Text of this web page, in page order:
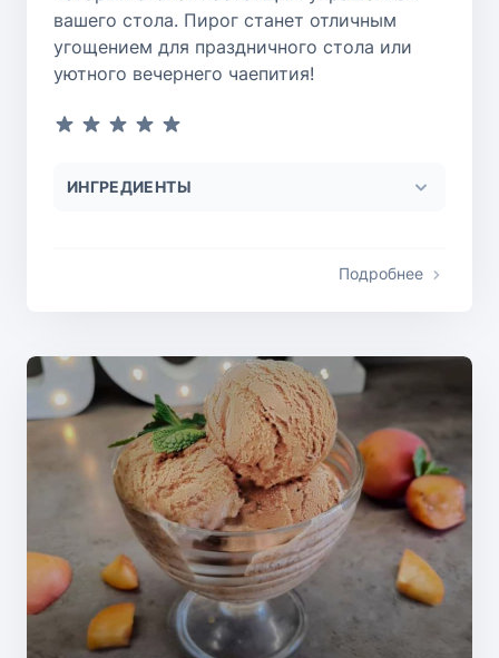
вашего стола. Пирог станет отличным
угощением для праздничного стола или
уютного вечернего чаепития!
ИНГРЕДИЕНТЫ
Подробнее